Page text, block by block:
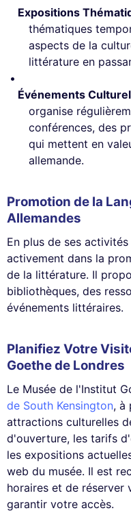
Expositions
thématiques
aspects de la
littérature en
Événements
organise
conférences, des
qui mettent en
allemande.
Promotion de la
Allemandes
En plus de ses
activement dans la
de la littérature. Il
bibliothèques, des
événements littéraires.
Planifiez Votre
Goethe de Londres
Le Musée de l'Institut
de South Kensington, à
attractions culturelles
d'ouverture, les tarifs
les expositions
web du musée. Il est
horaires et de réserver
garantir votre accès.